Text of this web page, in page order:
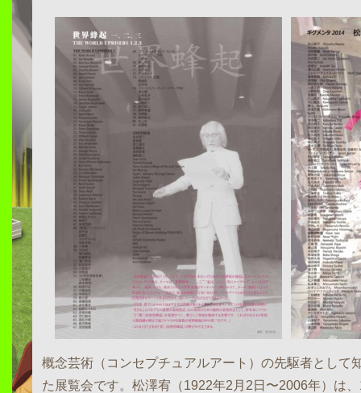
概念芸術（コンセプチュアルアート）の先駆者として
た展覧会です。松澤宥（1922年2月2日〜2006年）は